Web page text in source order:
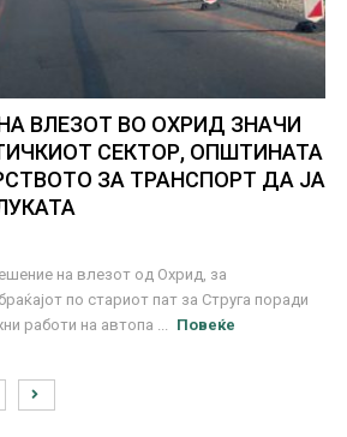
ВЛЕЗОТ ВО ОХРИД ЗНАЧИ
СЕКТОР, ОПШТИНАТА
ЗА ТРАНСПОРТ ДА ЈА
на влезот од Охрид, за
по стариот пат за Струга поради
работи на автопа ...
Повеќе